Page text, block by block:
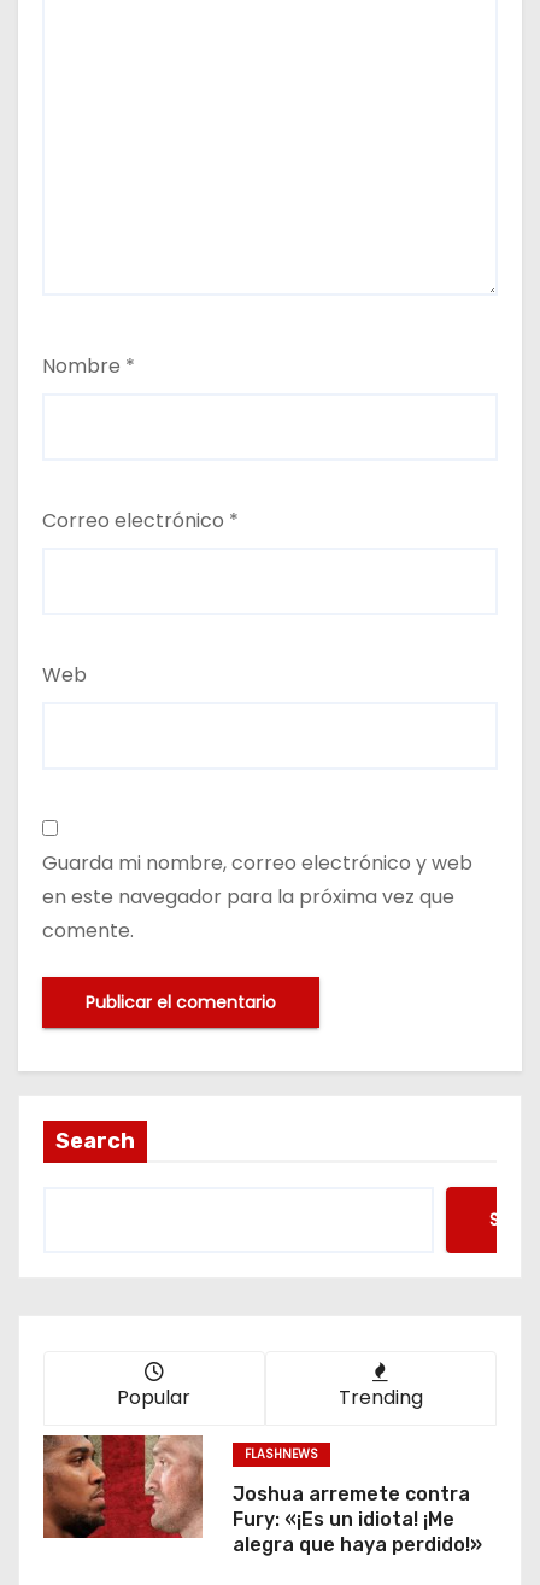
Nombre *
Correo electrónico *
Web
Guarda mi nombre, correo electrónico y web
en este navegador para la próxima vez que
comente.
Search
Popular Trending
FLASHNEWS
Joshua arremete contra
Fury: «¡Es un idiota! ¡Me
alegra que haya perdido!»